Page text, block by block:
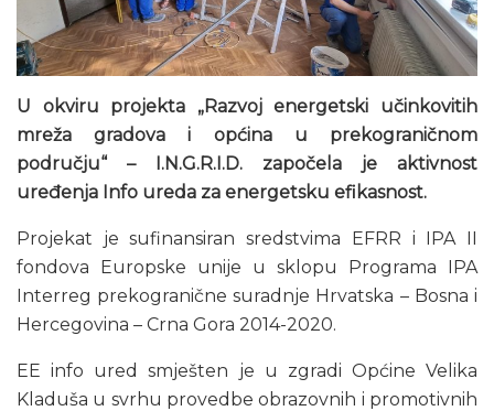
U okviru projekta „Razvoj energetski učinkovitih
mreža gradova i općina u prekograničnom
području“ – I.N.G.R.I.D. započela je aktivnost
uređenja Info ureda za energetsku efikasnost.
Projekat je sufinansiran sredstvima EFRR i IPA II
fondova Europske unije u sklopu Programa IPA
Interreg prekogranične suradnje Hrvatska – Bosna i
Hercegovina – Crna Gora 2014-2020.
EE info ured smješten je u zgradi Općine Velika
Kladuša u svrhu provedbe obrazovnih i promotivnih